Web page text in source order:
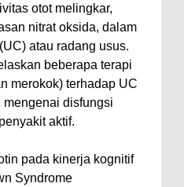
otot melingkar,
nitrat oksida, dalam
atau radang usus.
beberapa terapi
merokok) terhadap UC
disfungsi
penyakit aktif.
pada kinerja kognitif
Syndrome